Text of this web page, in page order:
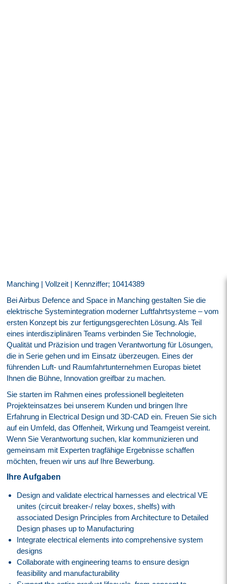
Manching | Vollzeit | Kennziffer; 10414389
Bei Airbus Defence and Space in Manching gestalten Sie die
elektrische Systemintegration moderner Luftfahrtsysteme – vom
ersten Konzept bis zur fertigungsgerechten Lösung. Als Teil
eines interdisziplinären Teams verbinden Sie Technologie,
Qualität und Präzision und tragen Verantwortung für Lösungen,
die in Serie gehen und im Einsatz überzeugen. Eines der
führenden Luft- und Raumfahrtunternehmen Europas bietet
Ihnen die Bühne, Innovation greifbar zu machen.
Sie starten im Rahmen eines professionell begleiteten
Projekteinsatzes bei unserem Kunden und bringen Ihre
Erfahrung in Electrical Design und 3D-CAD ein. Freuen Sie sich
auf ein Umfeld, das Offenheit, Wirkung und Teamgeist vereint.
Wenn Sie Verantwortung suchen, klar kommunizieren und
gemeinsam mit Experten tragfähige Ergebnisse schaffen
möchten, freuen wir uns auf Ihre Bewerbung.
Ihre Aufgaben
Design and validate electrical harnesses and electrical VE
unites (circuit breaker-/ relay boxes, shelfs) with
associated Design Principles from Architecture to Detailed
Design phases up to Manufacturing
Integrate electrical elements into comprehensive system
designs
Collaborate with engineering teams to ensure design
feasibility and manufacturability